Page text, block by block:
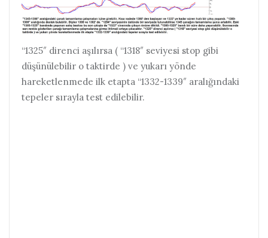
“1325″ direnci aşılırsa ( “1318″ seviyesi stop gibi
düşünülebilir o taktirde ) ve yukarı yönde
hareketlenmede ilk etapta “1332-1339″ aralığındaki
tepeler sırayla test edilebilir.